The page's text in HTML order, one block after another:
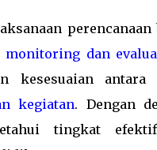
perencanaan
monitoring dan
kesesuaian antara
kegiatan. Dengan
tingkat